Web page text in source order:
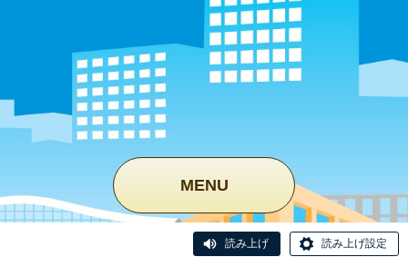
MENU
読み上げ 読み上げ設定